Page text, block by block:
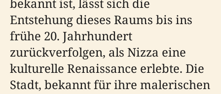
bekannt ist, lässt sich die
Entstehung dieses Raums bis ins
frühe 20. Jahrhundert
zurückverfolgen, als Nizza eine
kulturelle Renaissance erlebte. Die
Stadt, bekannt für ihre malerischen